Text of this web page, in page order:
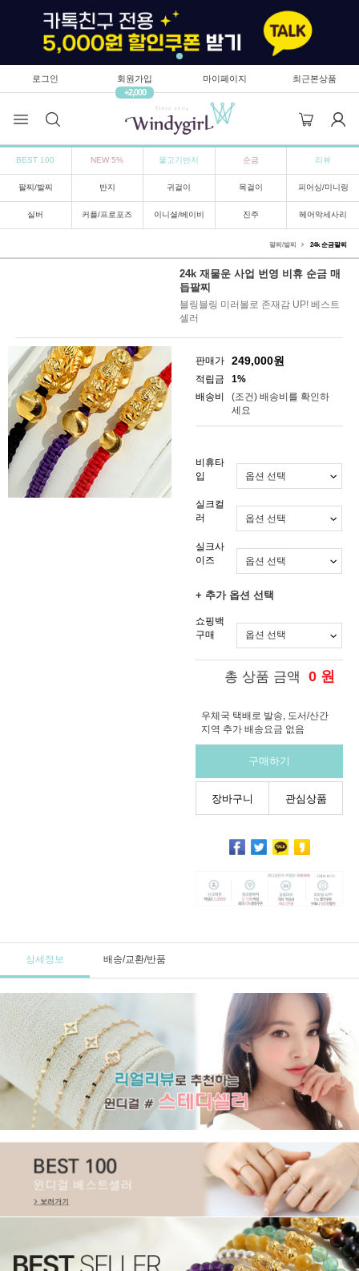
로그인
회원가입
+2,000
마이페이지 최근본상품
BEST 100 NEW 5% 물고기반지 순금 리뷰
팔찌/발찌 반지 귀걸이 목걸이 피어싱/미니링
실버 커플/프로포즈 이니셜/베이비 진주 헤어악세사리
팔찌/발찌 24k 순금팔찌
24k 재물운 사업 번영 비휴 순금 매
듭팔찌
블링블링 미러볼로 존재감 UP! 베스트
셀러
판매가 249,000원
적립금
1%
배송비
(조건) 배송비를 확인하
세요
비휴타
입
실크컬
러
실크사
이즈
+ 추가 옵션 선택
쇼핑백
구매
총 상품 금액 0 원
우체국 택배로 발송, 도서/산간
지역 추가 배송요금 없음
구매하기
장바구니 관심상품
상세정보 배송/교환/반품